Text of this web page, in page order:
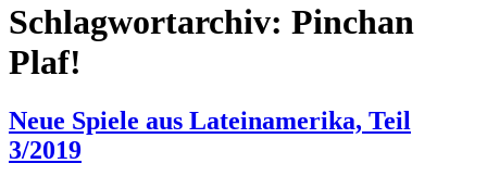
Schlagwortarchiv: Pinchan
Plaf!
Neue Spiele aus Lateinamerika, Teil
3/2019